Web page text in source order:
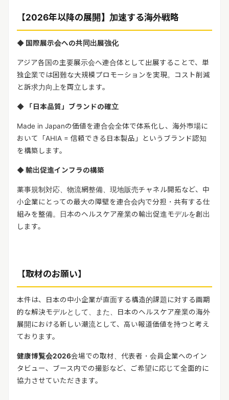
【2026年以降の展開】加速する海外戦略
◆ 国際展示会への共同出展強化
アジア各国の主要展示会へ連合体として出展することで、単
独企業では困難な大規模プロモーションを実現。コスト削減
と訴求力向上を両立します。
◆ 「日本品質」ブランドの確立
Made in Japanの価値を連合会全体で体系化し、海外市場に
おいて「AHIA = 信頼できる日本製品」というブランド認知
を構築します。
◆輸出促進インフラの構築
薬事規制対応、物流網整備、現地販売チャネル開拓など、中
小企業にとっての最大の障壁を連合会内で分担・共有する仕
組みを整備。日本のヘルスケア産業の輸出促進モデルを創出
します。
【取材のお願い】
本件は、日本の中小企業が直面する構造的課題に対する画期
的な解決モデルとして、また、日本のヘルスケア産業の海外
展開における新しい潮流として、高い報道価値を持つと考え
ております。
健康博覧会2026会場での取材、代表者・会員企業へのイン
タビュー、ブース内での撮影など、ご希望に応じて全面的に
協力させていただきます。